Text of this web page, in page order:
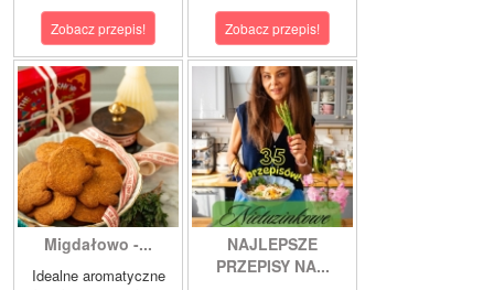
Zobacz przepis! Zobacz przepis!
Migdałowo -...
Idealne aromatyczne
NAJLEPSZE
PRZEPISY NA...